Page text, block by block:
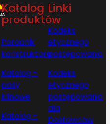
Katalog
produktów
Poradnik
konstruktora
Katalog –
pasy
klinowe
Katalog –
Linki
Kodeks
etycznego
postępowania
Kodeks
etycznego
postępowania
dla
Dostawców